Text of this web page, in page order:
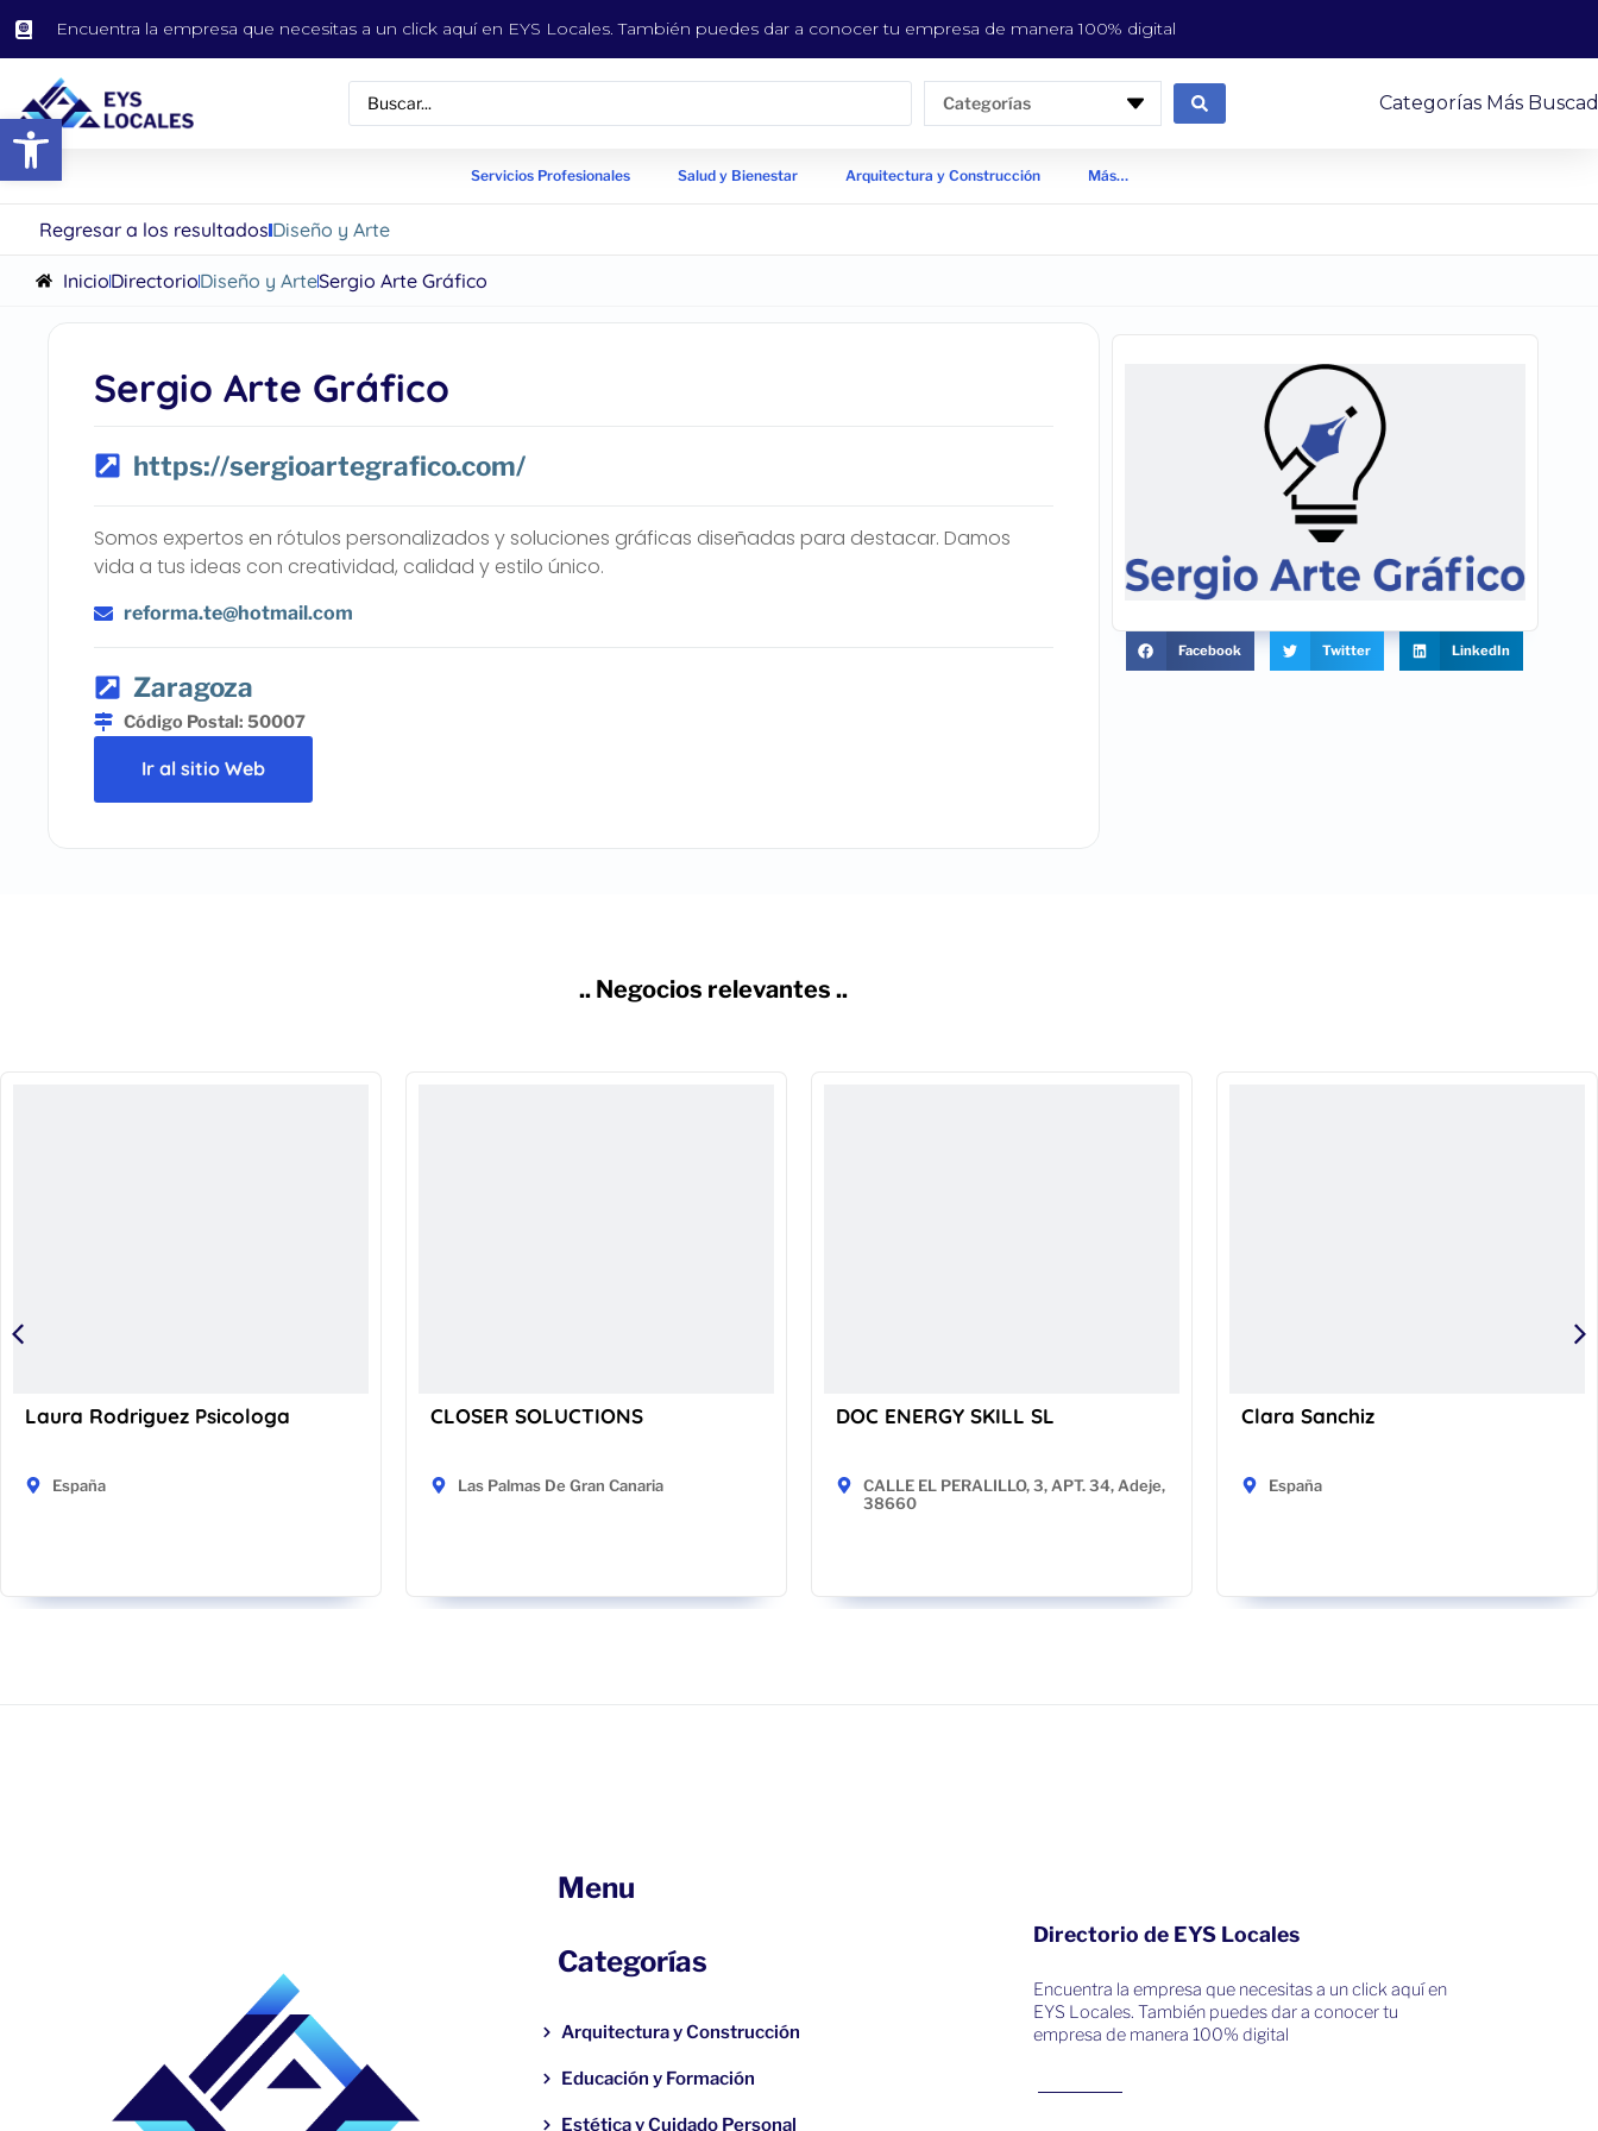
Abrir barra de herramientas
Encuentra la empresa que necesitas a un click aquí en EYS Locales. También puedes dar a conocer tu empresa de manera 100% digital
Categorías Categorías Más
Servicios Profesionales Salud y Bienestar Arquitectura y Construcción Más…
Regresar a los resultadosDiseño y Arte
InicioDirectorioDiseño y ArteSergio Arte Gráfico
Sergio Arte Gráfico
https://sergioartegrafico.com/
Somos expertos en rótulos personalizados y soluciones gráficas diseñadas para destacar. Damos
vida a tus ideas con creatividad, calidad y estilo único.
reforma.te@hotmail.com
Zaragoza
Código Postal: 50007
Ir al sitio Web
Facebook Twitter LinkedIn
.. Negocios relevantes ..
Laura Rodriguez Psicologa
España
CLOSER SOLUCTIONS
Las Palmas De Gran Canaria
DOC ENERGY SKILL SL
CALLE EL PERALILLO, 3, APT. 34, Adeje,
38660
Clara Sanchiz
España
Menu
Categorías
Arquitectura y Construcción
Educación y Formación
Estética y Cuidado Personal
Directorio de EYS Locales
Encuentra la empresa que necesitas a un click aquí en
EYS Locales. También puedes dar a conocer tu
empresa de manera 100% digital